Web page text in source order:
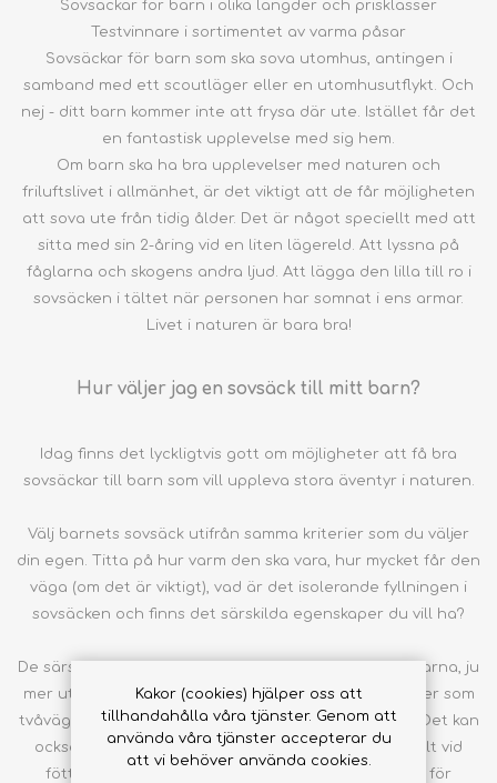
Sovsäckar för barn i olika längder och prisklasser
Testvinnare i sortimentet av varma påsar
Sovsäckar för barn som ska sova utomhus, antingen i
samband med ett scoutläger eller en utomhusutflykt. Och
nej - ditt barn kommer inte att frysa där ute. Istället får det
en fantastisk upplevelse med sig hem.
Om barn ska ha bra upplevelser med naturen och
friluftslivet i allmänhet, är det viktigt att de får möjligheten
att sova ute från tidig ålder. Det är något speciellt med att
sitta med sin 2-åring vid en liten lägereld. Att lyssna på
fåglarna och skogens andra ljud. Att lägga den lilla till ro i
sovsäcken i tältet när personen har somnat i ens armar.
Livet i naturen är bara bra!
Hur väljer jag en sovsäck till mitt barn?
Idag finns det lyckligtvis gott om möjligheter att få bra
sovsäckar till barn som vill uppleva stora äventyr i naturen.
Välj barnets sovsäck utifrån samma kriterier som du väljer
din egen. Titta på hur varm den ska vara, hur mycket får den
väga (om det är viktigt), vad är det isolerande fyllningen i
sovsäcken och finns det särskilda egenskaper du vill ha?
De särskilda egenskaperna blir fler och fler i sovsäckarna, ju
mer utvecklingen går framåt. Det kan vara enkla saker som
tvåvägsblixtlås, som ger bra ventilationsmöjligheter. Det kan
också vara extra isolering på utsatta ställen, särskilt vid
fötterna. Det kan vara att sovsäcken ska ha fickor för
Kakor (cookies) hjälper oss att
tillhandahålla våra tjänster. Genom att
använda våra tjänster accepterar du
att vi behöver använda cookies.